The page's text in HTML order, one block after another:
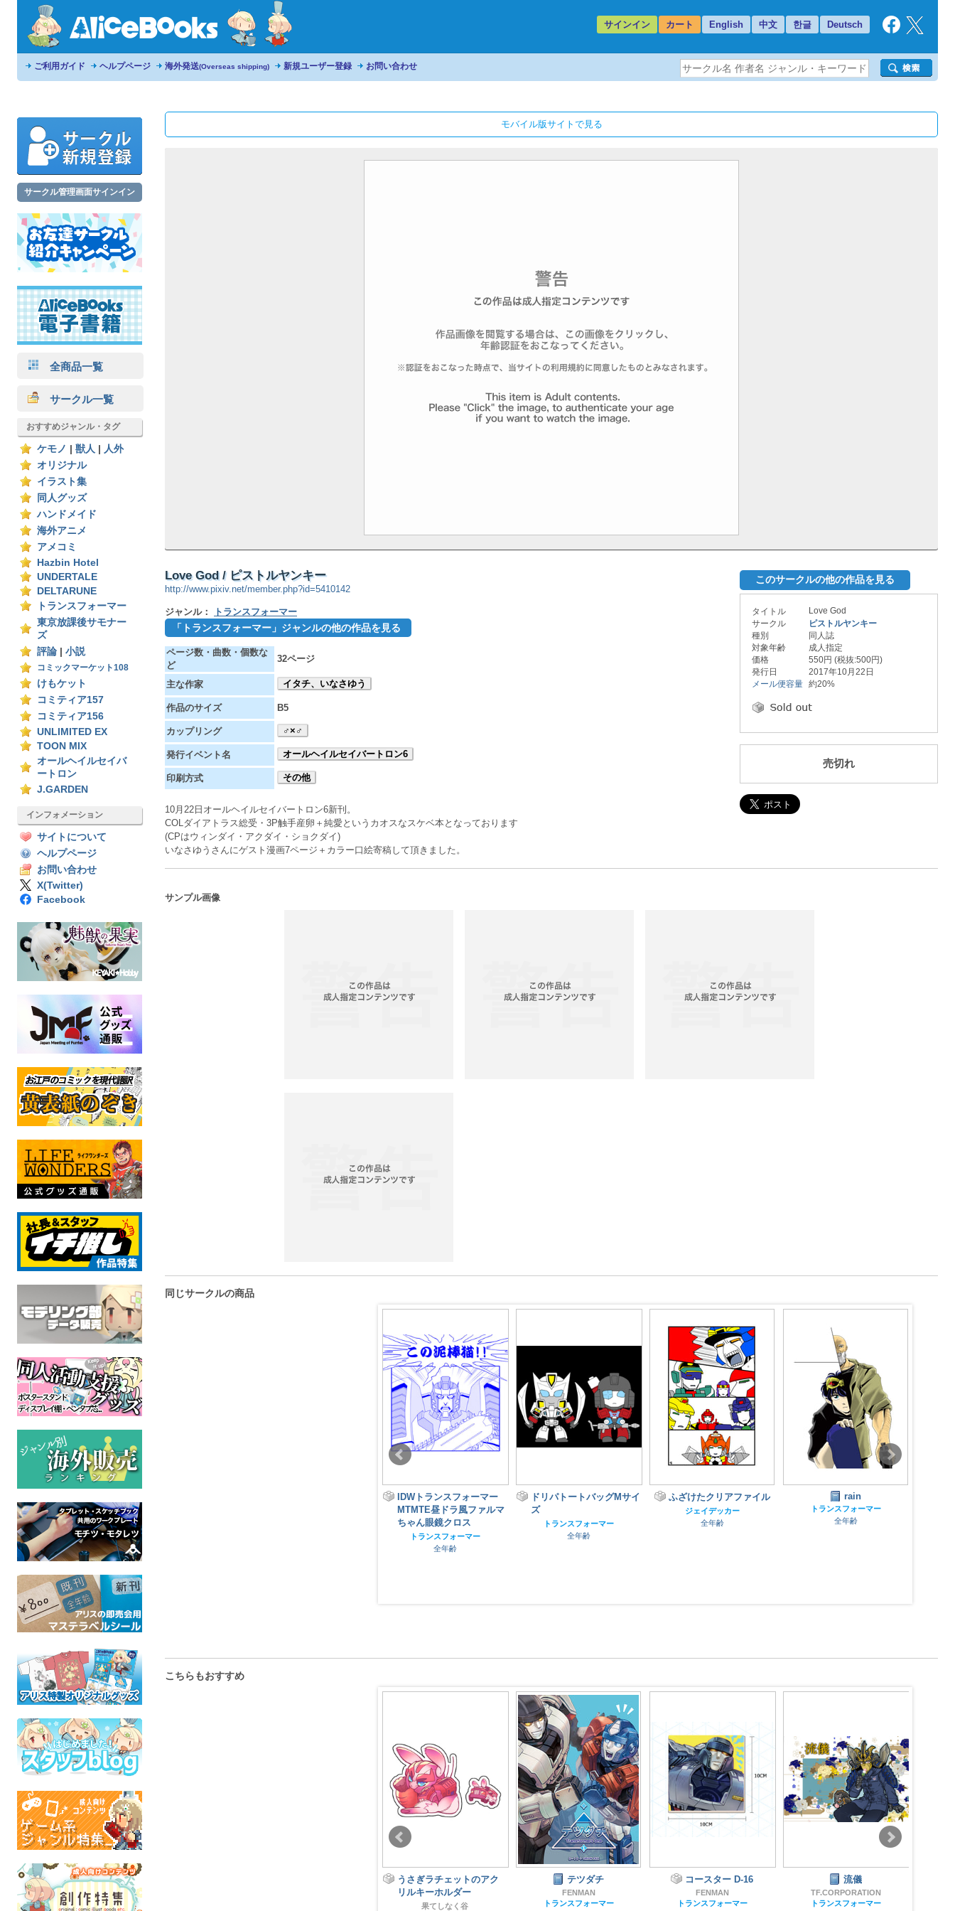
サインイン カート English 中文 한글 Deutsch
ご利用ガイド ヘルプページ 海外発送(Overseas shipping) 新規ユーザー登録 お問い合わせ
サークル管理画面サインイン
全商品一覧
サークル一覧
おすすめジャンル・タグ
ケモノ 獣人
人外
オリジナル
イラスト集
同人グッズ
ハンドメイド
海外アニメ
アメコミ
Hazbin Hotel
UNDERTALE
DELTARUNE
トランスフォーマー
東京放課後サモナー
ズ
評論
小説
コミックマーケット108
けもケット
コミティア157
コミティア156
UNLIMITED EX
TOON MIX
オールヘイルセイバ
ートロン
J.GARDEN
インフォメーション
サイトについて
ヘルプページ
お問い合わせ
X(Twitter)
Facebook
モバイル版サイトで見る
Love God / ピストルヤンキー
http://www.pixiv.net/member.php?id=5410142
ジャンル： トランスフォーマー
「トランスフォーマー」ジャンルの他の作品を見る
ページ数・曲数・個数な
ど
32ページ
主な作家 イタチ、いなさゆう
作品のサイズ B5
カップリング ♂×♂
発行イベント名 オールヘイルセイバートロン6
印刷方式 その他
10月22日オールヘイルセイバートロン6新刊。
COLダイアトラス総受・3P触手産卵＋純愛というカオスなスケベ本となっております
(CPはウィンダイ・アクダイ・ショクダイ)
いなさゆうさんにゲスト漫画7ページ＋カラー口絵寄稿して頂きました。
このサークルの他の作品を見る
タイトル
Love God
サークル
ピストルヤンキー
種別
同人誌
対象年齢
成人指定
価格
550円 (税抜:500円)
発行日
2017年10月22日
メール便容量 約20%
売切れ
サンプル画像
同じサークルの商品
価格改定版】
ジェイデッカー
全年齢
ドリパトートバッグMサイ
ズ
トランスフォーマー
全年齢
ふざけたクリアファイル
全年齢
rain
トランスフォーマー
全年齢
あんあん アンブロン
トランスフォーマー
成人指定
こちらもおすすめ
揺れるしっぽアクリルチャ
ーム
MegatronusPrime+PrimaPrime
FENMAN フルカラー転写
シール
テツダチ
FENMAN
トランスフォーマー
コースター D-16
FENMAN
トランスフォーマー
流儀
TF.CORPORATION
トランスフォーマー
ゆらゆらしっぽ アクキー
＆マットステッカー
ねこカフェぷらいむ！